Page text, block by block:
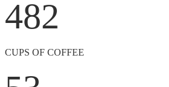
482
CUPS OF COFFEE